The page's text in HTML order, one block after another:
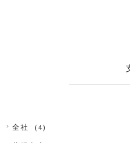
全社 (4)